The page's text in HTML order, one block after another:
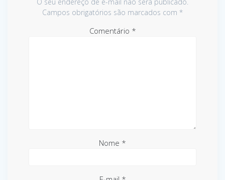
Campos obrigatórios são marcados com *
Comentário *
Nome *